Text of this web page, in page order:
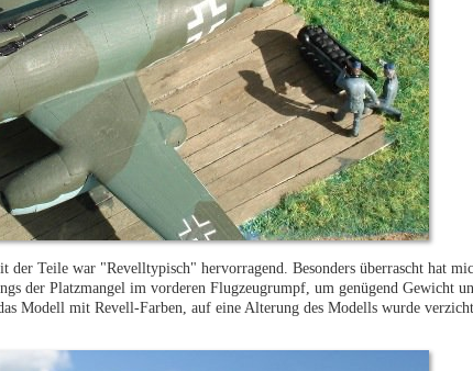
Teile war "Revelltypisch" hervorragend. Besonders überrascht hat
der Platzmangel im vorderen Flugzeugrumpf, um genügend Gewicht
Modell mit Revell-Farben, auf eine Alterung des Modells wurde